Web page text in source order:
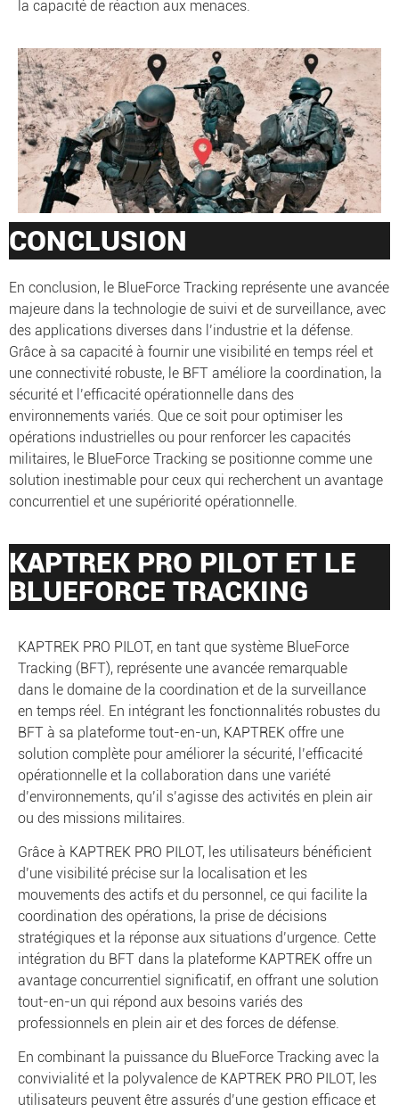
la capacité de réaction aux menaces.
CONCLUSION
En conclusion, le BlueForce Tracking représente une avancée
majeure dans la technologie de suivi et de surveillance, avec
des applications diverses dans l’industrie et la défense.
Grâce à sa capacité à fournir une visibilité en temps réel et
une connectivité robuste, le BFT améliore la coordination, la
sécurité et l’efficacité opérationnelle dans des
environnements variés. Que ce soit pour optimiser les
opérations industrielles ou pour renforcer les capacités
militaires, le BlueForce Tracking se positionne comme une
solution inestimable pour ceux qui recherchent un avantage
concurrentiel et une supériorité opérationnelle.
KAPTREK PRO PILOT ET LE
BLUEFORCE TRACKING
KAPTREK PRO PILOT, en tant que système BlueForce
Tracking (BFT), représente une avancée remarquable
dans le domaine de la coordination et de la surveillance
en temps réel. En intégrant les fonctionnalités robustes du
BFT à sa plateforme tout-en-un, KAPTREK offre une
solution complète pour améliorer la sécurité, l’efficacité
opérationnelle et la collaboration dans une variété
d’environnements, qu’il s’agisse des activités en plein air
ou des missions militaires.
Grâce à KAPTREK PRO PILOT, les utilisateurs bénéficient
d’une visibilité précise sur la localisation et les
mouvements des actifs et du personnel, ce qui facilite la
coordination des opérations, la prise de décisions
stratégiques et la réponse aux situations d’urgence. Cette
intégration du BFT dans la plateforme KAPTREK offre un
avantage concurrentiel significatif, en offrant une solution
tout-en-un qui répond aux besoins variés des
professionnels en plein air et des forces de défense.
En combinant la puissance du BlueForce Tracking avec la
convivialité et la polyvalence de KAPTREK PRO PILOT, les
utilisateurs peuvent être assurés d’une gestion efficace et